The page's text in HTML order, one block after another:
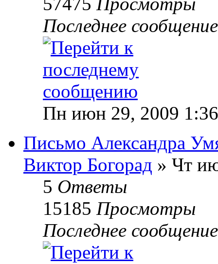
Последнее
Пн июн 29, 2009
Письмо Александра
Виктор Богорад » Чт
5 Ответы
15185 Просмотры
Последнее